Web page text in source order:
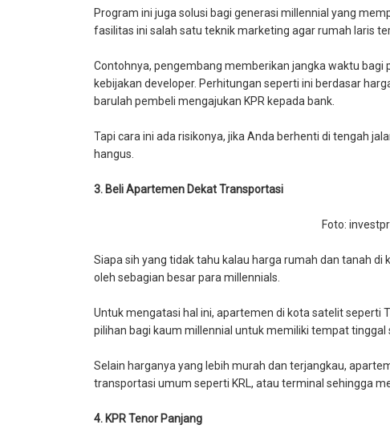
Program ini juga solusi bagi generasi millennial yang
fasilitas ini salah satu teknik marketing agar rumah laris
Contohnya, pengembang memberikan jangka waktu
kebijakan developer. Perhitungan seperti ini berdasar
barulah pembeli mengajukan KPR kepada bank.
Tapi cara ini ada risikonya, jika Anda berhenti di tengah
hangus.
3. Beli Apartemen Dekat Transportasi
Foto:
Siapa sih yang tidak tahu kalau harga rumah dan tanah
oleh sebagian besar para millennials.
Untuk mengatasi hal ini, apartemen di kota satelit seperti
pilihan bagi kaum millennial untuk memiliki tempat tinggal
Selain harganya yang lebih murah dan terjangkau,
transportasi umum seperti KRL, atau terminal sehingga
4. KPR Tenor Panjang